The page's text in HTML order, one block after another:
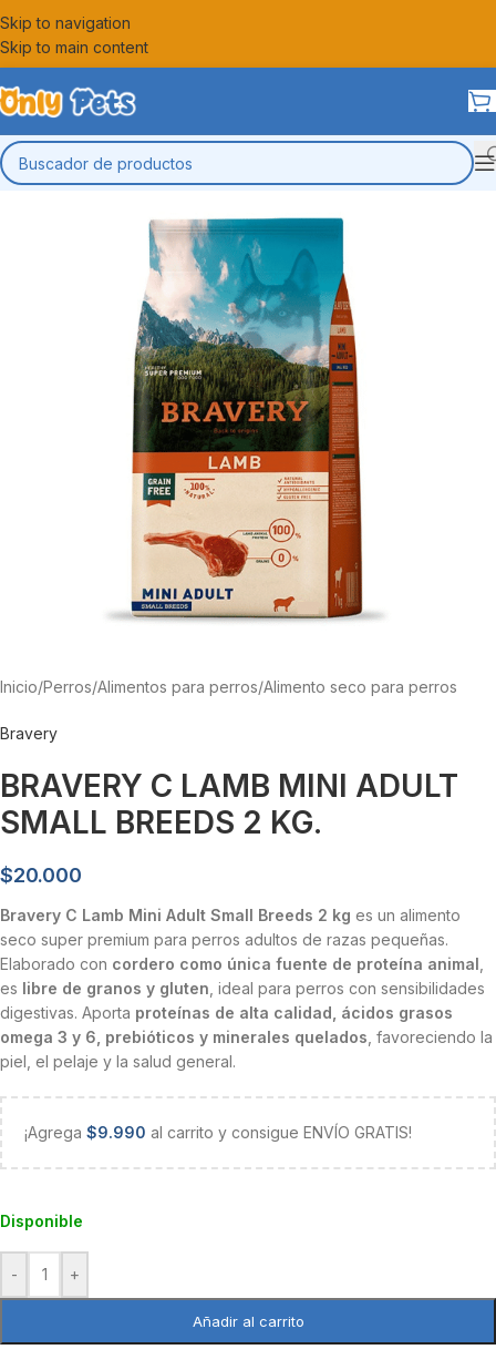
Skip to navigation
Skip to main content
Inicio/Perros/Alimentos para perros/Alimento seco para perros
Bravery
BRAVERY C LAMB MINI ADULT
SMALL BREEDS 2 KG.
$20.000
Bravery C Lamb Mini Adult Small Breeds 2 kg es un alimento
seco super premium para perros adultos de razas pequeñas.
Elaborado con cordero como única fuente de proteína animal
es libre de granos y gluten , ideal para perros con sensibilidades
digestivas. Aporta proteínas de alta calidad, ácidos grasos
omega 3 y 6, prebióticos y minerales quelados , favoreciendo la
piel, el pelaje y la salud general.
¡Agrega $9.990 al carrito y consigue ENVÍO GRATIS!
Disponible
- +
Añadir al carrito